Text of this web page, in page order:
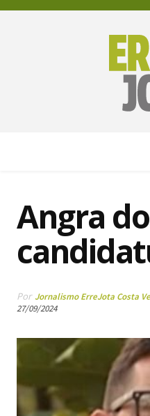
Angra
Por Jornalismo ErreJota Costa
27/09/2024